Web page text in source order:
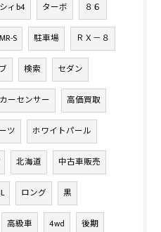
ィb4 ターボ ８６
MR-S 駐車場 ＲＸ－８
検索 セダン
カーセンサー 高価買取
ツ ホワイトパール
北海道 中古車販売
ロング 黒
高級車 4wd 後期